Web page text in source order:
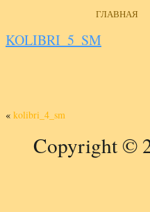
ГЛАВНАЯ
KOLIBRI_5_SM
« kolibri_4_sm
Copyright ©